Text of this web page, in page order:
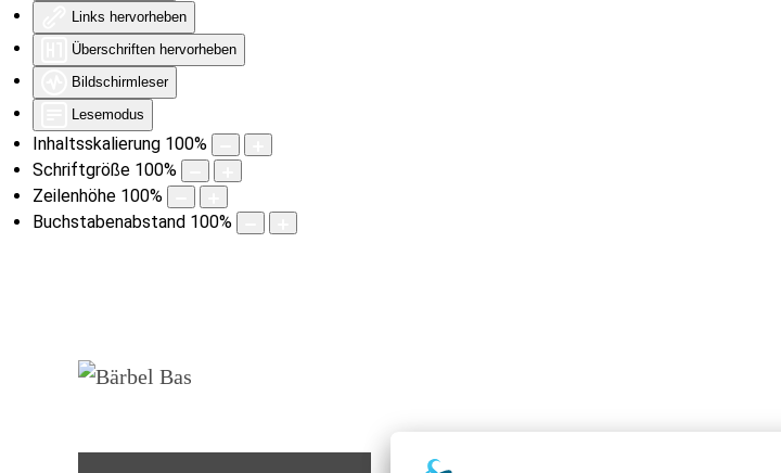
Links hervorheben
Überschriften hervorheben
Bildschirmleser
Lesemodus
Inhaltsskalierung 100%
Schriftgröße 100%
Zeilenhöhe 100%
Buchstabenabstand 100%